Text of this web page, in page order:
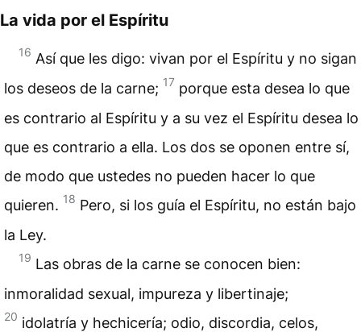
La vida por el Espíritu
16 Así que les digo: vivan por el Espíritu y no sigan
los deseos de la carne; 17 porque esta desea lo que
es contrario al Espíritu y a su vez el Espíritu desea lo
que es contrario a ella. Los dos se oponen entre sí,
de modo que ustedes no pueden hacer lo que
quieren. 18 Pero, si los guía el Espíritu, no están bajo
la Ley.
19 Las obras de la carne se conocen bien:
inmoralidad sexual, impureza y libertinaje;
20 idolatría y hechicería; odio, discordia, celos,